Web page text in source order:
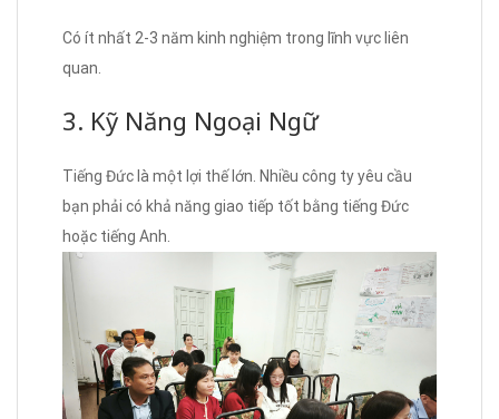
Có ít nhất 2-3 năm kinh nghiệm trong lĩnh vực liên
quan.
3. Kỹ Năng Ngoại Ngữ
Tiếng Đức là một lợi thế lớn. Nhiều công ty yêu cầu
bạn phải có khả năng giao tiếp tốt bằng tiếng Đức
hoặc tiếng Anh.